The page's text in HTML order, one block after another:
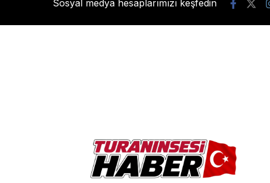
Sosyal medya hesaplarımızı keşfedin